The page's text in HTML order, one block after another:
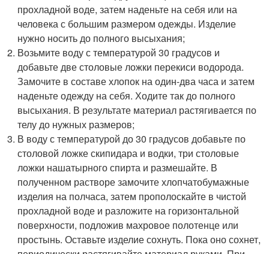
прохладной воде, затем наденьте на себя или на
человека с большим размером одежды. Изделие
нужно носить до полного высыхания;
Возьмите воду с температурой 30 градусов и
добавьте две столовые ложки перекиси водорода.
Замочите в составе хлопок на один-два часа и затем
наденьте одежду на себя. Ходите так до полного
высыхания. В результате материал растягивается по
телу до нужных размеров;
В воду с температурой до 30 градусов добавьте по
столовой ложке скипидара и водки, три столовые
ложки нашатырного спирта и размешайте. В
полученном растворе замочите хлопчатобумажные
изделия на полчаса, затем прополоскайте в чистой
прохладной воде и разложите на горизонтальной
поверхности, подложив махровое полотенце или
простынь. Оставьте изделие сохнуть. Пока оно сохнет,